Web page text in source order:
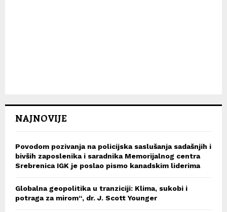
NAJNOVIJE
Povodom pozivanja na policijska saslušanja sadašnjih i
bivših zaposlenika i saradnika Memorijalnog centra
Srebrenica IGK je poslao pismo kanadskim liderima
Globalna geopolitika u tranziciji: Klima, sukobi i
potraga za mirom“, dr. J. Scott Younger